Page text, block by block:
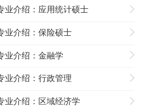
业介绍：应用统计硕士
业介绍：保险硕士
业介绍：金融学
业介绍：行政管理
业介绍：区域经济学